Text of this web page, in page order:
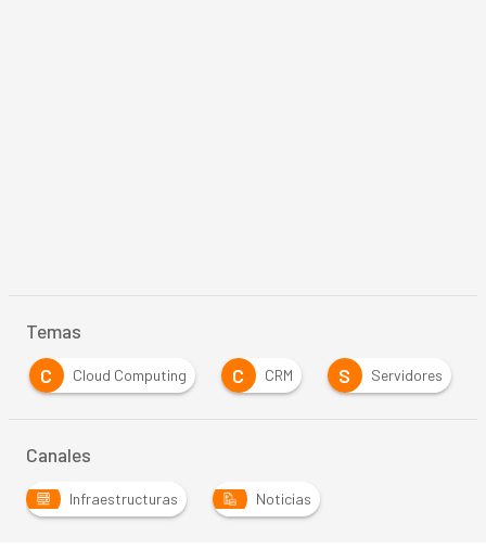
Temas
C
Cloud Computing C CRM S Servidores
Canales
Infraestructuras Noticias